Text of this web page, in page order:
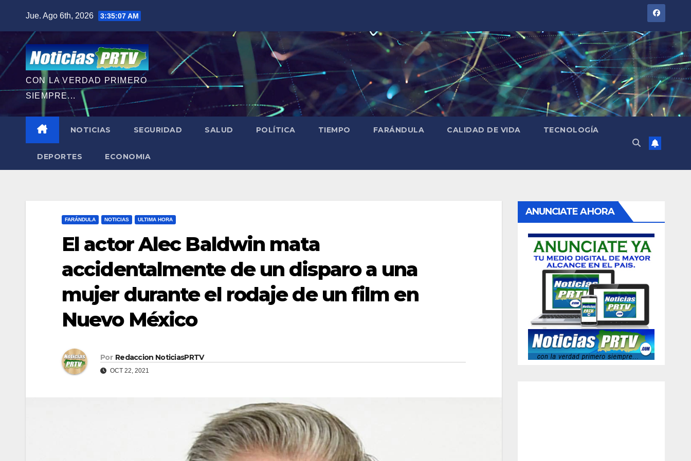
contenido
Jue. Ago 6th, 2026 3:35:08 AM
CON LA VERDAD PRIMERO
SIEMPRE...
NOTICIAS SEGURIDAD SALUD POLÍTICA TIEMPO FARÁNDULA CALIDAD DE VIDA TECNOLOGÍA
DEPORTES ECONOMIA
FARÁNDULA NOTICIAS ULTIMA HORA
El actor Alec Baldwin mata
accidentalmente de un disparo a una
mujer durante el rodaje de un film en
Nuevo México
Por Redaccion NoticiasPRTV
OCT 22, 2021
ANUNCIATE AHORA